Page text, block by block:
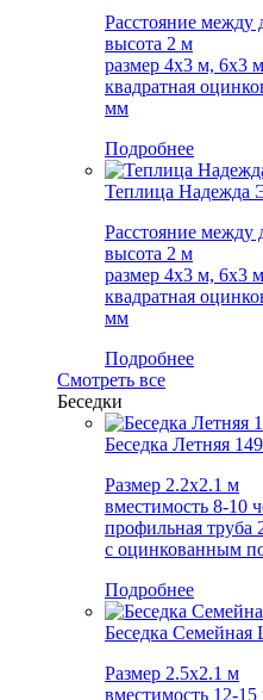
Расстояние между
высота 2 м
размер 4х3 м, 6х3
квадратная
мм
Подробнее
Теплица Надежда
Расстояние между
высота 2 м
размер 4х3 м, 6х3
квадратная
мм
Подробнее
Смотреть все
Беседки
Беседка Летняя
Размер 2.2x2.1 м
вместимость 8-10
профильная труба
c оцинкованным
Подробнее
Беседка Семейная
Размер 2.5x2.1 м
вместимость 12-15